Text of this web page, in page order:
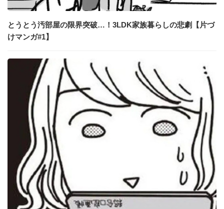
とうとう汚部屋の限界突破…！3LDK家族暮らしの悲劇【片づ
けマンガ#1】